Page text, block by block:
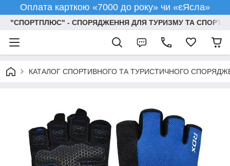
Оплата карткою «7000 до року» чи «єЯсла»
"СПОРТПЛЮС" - СПОРЯДЖЕННЯ ДЛЯ ТУРИЗМУ ТА СПОРТУ
КАТАЛОГ СПОРТИВНОГО ТА ТУРИСТИЧНОГО